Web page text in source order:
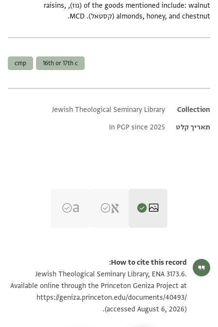
of the goods mentioned include: walnut (גוז), raisins,
almonds, honey, and chestnut (קסטאל). MCD.
16th or 17th c
cmp
Additional metadata
Collection
Jewish Theological Seminary Library
תאריך קלט
In PGP since 2025
ENA 3173.6 verso הגדל וסובב
תנאי היתר שימוש בתצלום
How to cite this record:
Jewish Theological Seminary Library, ENA 3173.6.
Available online through the Princeton Geniza Project at
https://geniza.princeton.edu/documents/40493/
(accessed August 6, 2026).